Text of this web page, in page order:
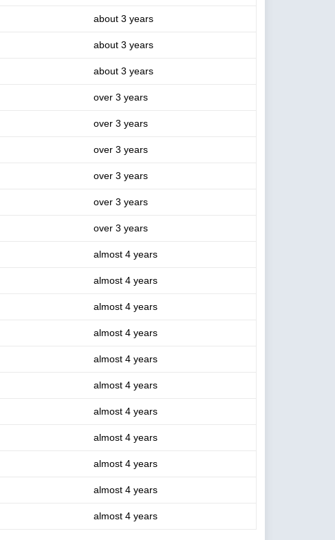
about 3 years
about 3 years
about 3 years
over 3 years
over 3 years
over 3 years
over 3 years
over 3 years
over 3 years
almost 4 years
almost 4 years
almost 4 years
almost 4 years
almost 4 years
almost 4 years
almost 4 years
almost 4 years
almost 4 years
almost 4 years
almost 4 years